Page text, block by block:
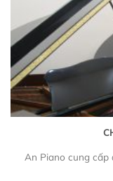
An Piano cung cấp